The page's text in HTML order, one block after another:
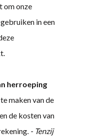
om onze
in een
herroeping
maken van de
de kosten van
- Tenzij